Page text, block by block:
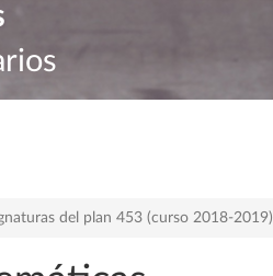
del plan 453 (curso 2018-2019)